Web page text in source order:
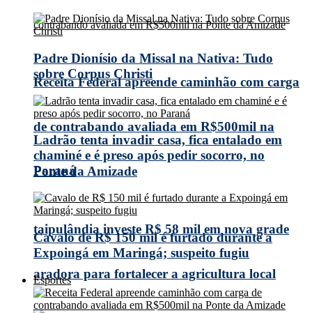
Receita Federal apreende caminhão com carga
de contrabando avaliada em R$500mil na
Ponte da Amizade
taipulândia investe R$ 58 mil em nova grade
aradora para fortalecer a agricultura local
Padre Dionísio da Missal na Nativa: Tudo
sobre Corpus Christi
Ladrão tenta invadir casa, fica entalado em
chaminé e é preso após pedir socorro, no
Paraná
Cavalo de R$ 150 mil é furtado durante a
Expoingá em Maringá; suspeito fugiu
Esportes